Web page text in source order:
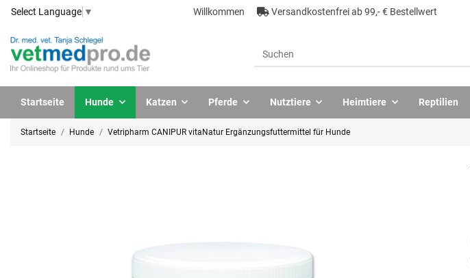
Select Language ▼ Willkommen Versandkostenfrei ab 99,- € Bestellwert
Hunde Katzen Pferde Nutztiere Heimtiere Reptilien
Startseite
Startseite Hunde Vetripharm CANIPUR vitaNatur Ergänzungsfuttermittel für Hunde